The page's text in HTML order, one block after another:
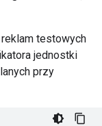
testowych
jednostki
przy